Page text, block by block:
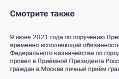
Смотрите также
9 июня 2021 года по поручению
временно исполняющий
Федерального казначейства по
провел в Приёмной Президента
граждан в Москве личный приём